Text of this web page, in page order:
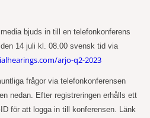
bjuds in till en telefonkonferens
14 juli kl. 08.00 svensk tid via
arjo-q2-2023
frågor via telefonkonferensen
nedan. Efter registreringen erhålls ett
för att logga in till konferensen. Länk